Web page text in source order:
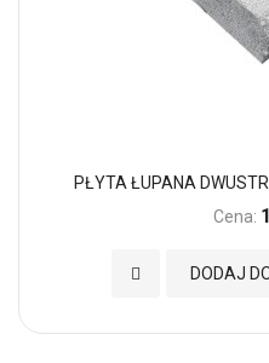
PŁYTA ŁUPANA
Cena:
DODAJ
Dodaj do